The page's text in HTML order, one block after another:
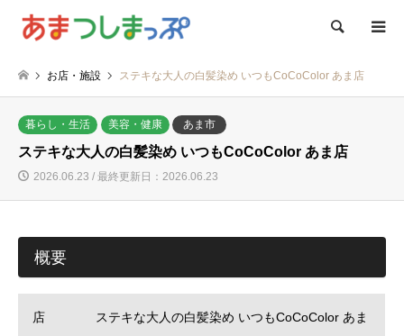
検索
お店・施設 ステキな大人の白髪染め いつもCoCoColor あま店
暮らし・生活 美容・健康 あま市
ステキな大人の白髪染め いつもCoCoColor あま店
2026.06.23 / 最終更新日：2026.06.23
概要
店
ステキな大人の白髪染め いつもCoCoColor あま